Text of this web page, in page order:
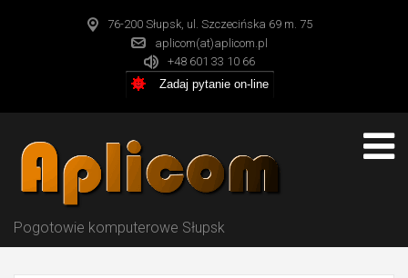
76-200 Słupsk, ul. Szczecińska 69 m. 75
aplicom(at)aplicom.pl
+48 601 33 10 66
Zadaj pytanie on-line
Pogotowie komputerowe Słupsk